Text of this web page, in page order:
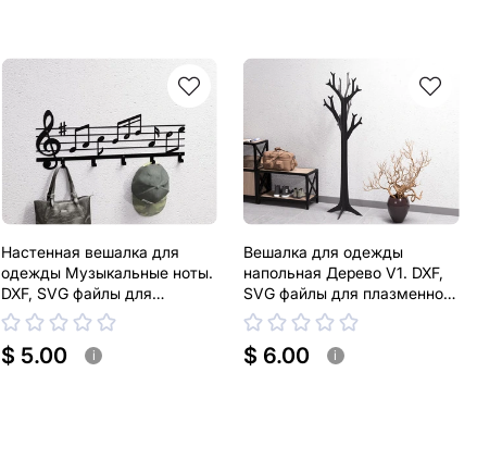
Настенная вешалка для
одежды Музыкальные ноты.
DXF, SVG файлы для
плазменной, лазерной резки
$ 5.00 i
Вешалка для одежды
напольная Дерево V1. DXF,
SVG файлы для плазменной,
лазерной резки
$ 6.00 i